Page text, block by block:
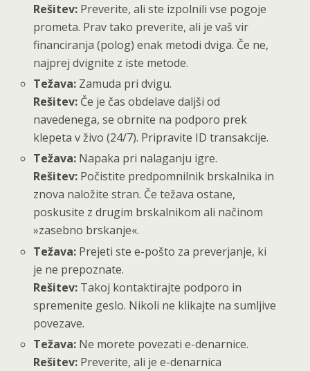
Rešitev: Preverite, ali ste izpolnili vse pogoje
prometa. Prav tako preverite, ali je vaš vir
financiranja (polog) enak metodi dviga. Če ne,
najprej dvignite z iste metode.
Težava: Zamuda pri dvigu.
Rešitev: Če je čas obdelave daljši od
navedenega, se obrnite na podporo prek
klepeta v živo (24/7). Pripravite ID transakcije.
Težava: Napaka pri nalaganju igre.
Rešitev: Počistite predpomnilnik brskalnika in
znova naložite stran. Če težava ostane,
poskusite z drugim brskalnikom ali načinom
»zasebno brskanje«.
Težava: Prejeti ste e-pošto za preverjanje, ki
je ne prepoznate.
Rešitev: Takoj kontaktirajte podporo in
spremenite geslo. Nikoli ne klikajte na sumljive
povezave.
Težava: Ne morete povezati e-denarnice.
Rešitev: Preverite, ali je e-denarnica